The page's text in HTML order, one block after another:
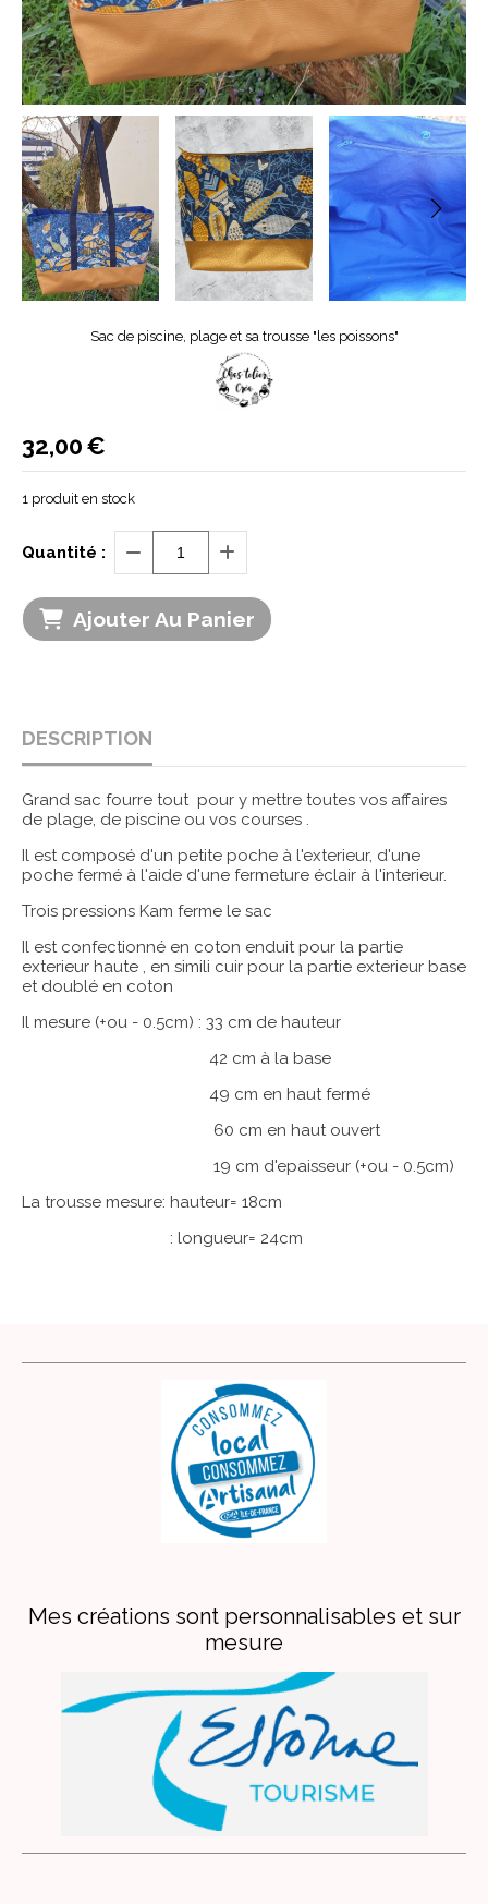
Sac de piscine, plage et sa trousse "les poissons"
32,00€
1 produit en stock
Quantité :
Ajouter Au Panier
DESCRIPTION
Grand sac fourre tout pour y mettre toutes vos affaires
de plage, de piscine ou vos courses .
Il est composé d'un petite poche à l'exterieur, d'une
poche fermé à l'aide d'une fermeture éclair à l'interieur.
Trois pressions Kam ferme le sac
Il est confectionné en coton enduit pour la partie
exterieur haute , en simili cuir pour la partie exterieur base
et doublé en coton
Il mesure (+ou - 0.5cm) : 33 cm de hauteur
42 cm à la base
49 cm en haut fermé
60 cm en haut ouvert
19 cm d'epaisseur (+ou - 0.5cm)
La trousse mesure: hauteur= 18cm
: longueur= 24cm
Mes créations sont personnalisables et sur
mesure